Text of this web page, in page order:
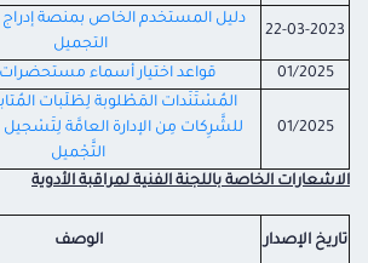
22-03-2023
دليل المستخدم الخاص بمنصة
التجميل
01/2025 قواعد اختيار أسماء مستحضرات
01/2025
المُسْتَنَدات المَطْلوبة لِطَلَبات
للشَّرِكات مِن الإدارة العامَّة
التَّجْميل
الاشعارات الخاصة باللجنة الفنية لمراقبة الأدوية
تاريخ الإصدار الوصف